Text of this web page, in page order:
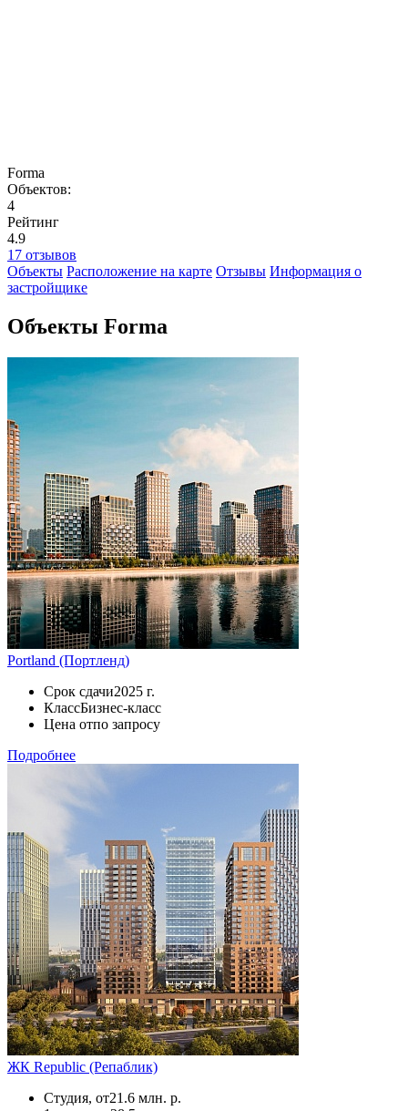
Forma
Объектов:
4
Рейтинг
4.9
17 отзывов
Объекты Расположение на карте Отзывы Информация о
застройщике
Объекты Forma
Portland (Портленд)
Срок сдачи2025 г.
КлассБизнес-класс
Цена отпо запросу
Подробнее
ЖК Republic (Репаблик)
Студия, от21.6 млн. р.